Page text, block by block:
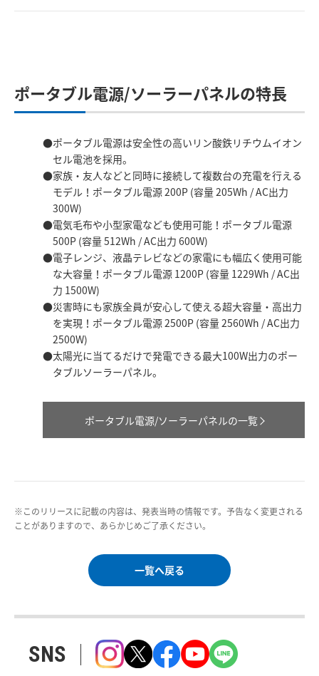
ポータブル電源/ソーラーパネルの特長
ポータブル電源は安全性の高いリン酸鉄リチウムイオン
セル電池を採用。
家族・友人などと同時に接続して複数台の充電を行える
モデル！ポータブル電源 200P (容量 205Wh / AC出力
300W)
電気毛布や小型家電なども使用可能！ポータブル電源
500P (容量 512Wh / AC出力 600W)
電子レンジ、液晶テレビなどの家電にも幅広く使用可能
な大容量！ポータブル電源 1200P (容量 1229Wh / AC出
力 1500W)
災害時にも家族全員が安心して使える超大容量・高出力
を実現！ポータブル電源 2500P (容量 2560Wh / AC出力
2500W)
太陽光に当てるだけで発電できる最大100W出力のポー
タブルソーラーパネル。
ポータブル電源/ソーラーパネルの一覧
※このリリースに記載の内容は、発表当時の情報です。予告なく変更される
ことがありますので、あらかじめご了承ください。
一覧へ戻る
SNS